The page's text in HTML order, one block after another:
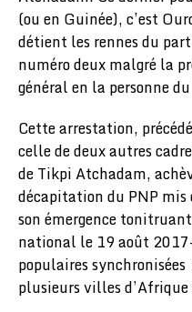
(ou en Guinée), c’est
détient les rennes du
numéro deux malgré la
général en la personne
Cette arrestation,
celle de deux autres
de Tikpi Atchadam,
décapitation du PNP mis
son émergence
national le 19 août
populaires
plusieurs villes d’Afrique